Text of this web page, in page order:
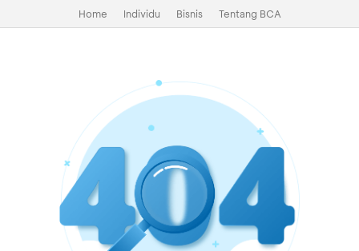
Home Individu Bisnis Tentang BCA